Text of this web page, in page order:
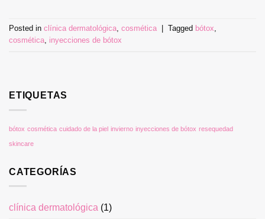
Posted in clínica dermatológica, cosmética Tagged bótox,
cosmética, inyecciones de bótox
ETIQUETAS
bótox cosmética cuidado de la piel invierno inyecciones de bótox resequedad
skincare
CATEGORÍAS
clínica dermatológica (1)